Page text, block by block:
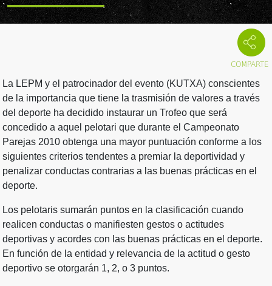
La LEPM y el patrocinador del evento (KUTXA) conscientes
de la importancia que tiene la trasmisión de valores a través
del deporte ha decidido instaurar un Trofeo que será
concedido a aquel pelotari que durante el Campeonato
Parejas 2010 obtenga una mayor puntuación conforme a los
siguientes criterios tendentes a premiar la deportividad y
penalizar conductas contrarias a las buenas prácticas en el
deporte.
Los pelotaris sumarán puntos en la clasificación cuando
realicen conductas o manifiesten gestos o actitudes
deportivas y acordes con las buenas prácticas en el deporte.
En función de la entidad y relevancia de la actitud o gesto
deportivo se otorgarán 1, 2, o 3 puntos.